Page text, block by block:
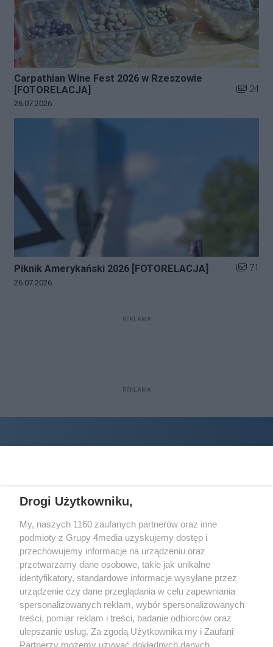
Carpathian Wine Fest 2026 w Rzeszowie
[FOTORELACJA]
Liczba
24
Data dodania galerii:
26.07.2026
Piknik Amerykański 2026 [FOTORELACJA] Liczba
71
Data dodania galerii:
26.07.2026
REKLAMA
REKLAMA
Wydawcąhalorzeszow.pljest:
STOWARZYSZENIE INICJATYW SPOŁECZNYCH PERSPEKTYWA
Adres do korespondencji:
ul. Piastów 3/2035-077 Rzeszów
kontakt@halorzeszow.pl
Drogi Użytkowniku,
My, naszych 1160 zaufanych partnerów oraz inne
podmioty z Grupy 4media uzyskujemy dostęp i
przechowujemy informacje na urządzeniu oraz
przetwarzamy dane osobowe, takie jak unikalne
identyfikatory, standardowe informacje wysyłane przez
urządzenie czy dane przeglądania w celu zapewniania
spersonalizowanych reklam, wybór spersonalizowanych
treści, pomiar reklam i treści, badanie odbiorców oraz
ulepszanie usług. Za zgodą Użytkownika my i Zaufani
Partnerzy możemy używać dokładnych danych